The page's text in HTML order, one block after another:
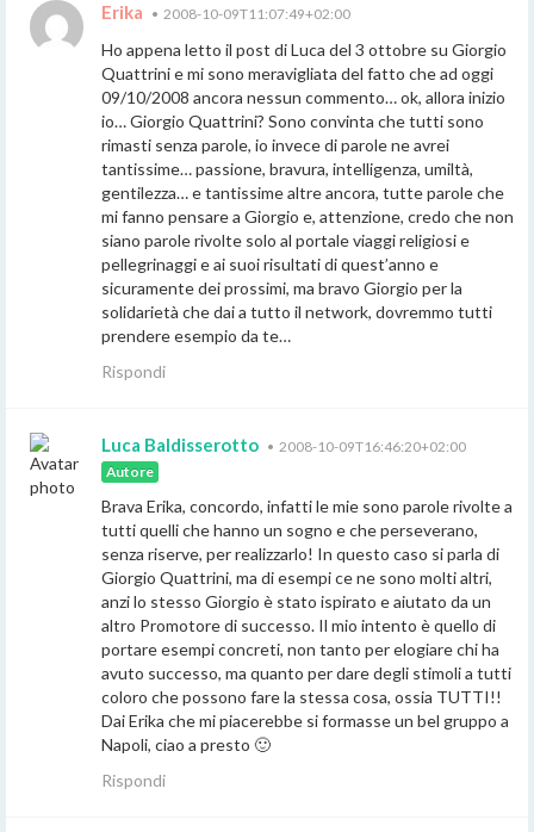
Erika • 2008-10-09T11:07:49+02:00
Ho appena letto il post di Luca del 3 ottobre su Giorgio
Quattrini e mi sono meravigliata del fatto che ad oggi
09/10/2008 ancora nessun commento… ok, allora inizio
io… Giorgio Quattrini? Sono convinta che tutti sono
rimasti senza parole, io invece di parole ne avrei
tantissime… passione, bravura, intelligenza, umiltà,
gentilezza… e tantissime altre ancora, tutte parole che
mi fanno pensare a Giorgio e, attenzione, credo che non
siano parole rivolte solo al portale viaggi religiosi e
pellegrinaggi e ai suoi risultati di quest’anno e
sicuramente dei prossimi, ma bravo Giorgio per la
solidarietà che dai a tutto il network, dovremmo tutti
prendere esempio da te…
Rispondi
Luca Baldisserotto • 2008-10-09T16:46:20+02:00
Autore
Brava Erika, concordo, infatti le mie sono parole rivolte a
tutti quelli che hanno un sogno e che perseverano,
senza riserve, per realizzarlo! In questo caso si parla di
Giorgio Quattrini, ma di esempi ce ne sono molti altri,
anzi lo stesso Giorgio è stato ispirato e aiutato da un
altro Promotore di successo. Il mio intento è quello di
portare esempi concreti, non tanto per elogiare chi ha
avuto successo, ma quanto per dare degli stimoli a tutti
coloro che possono fare la stessa cosa, ossia TUTTI!!
Dai Erika che mi piacerebbe si formasse un bel gruppo a
Napoli, ciao a presto 🙂
Rispondi